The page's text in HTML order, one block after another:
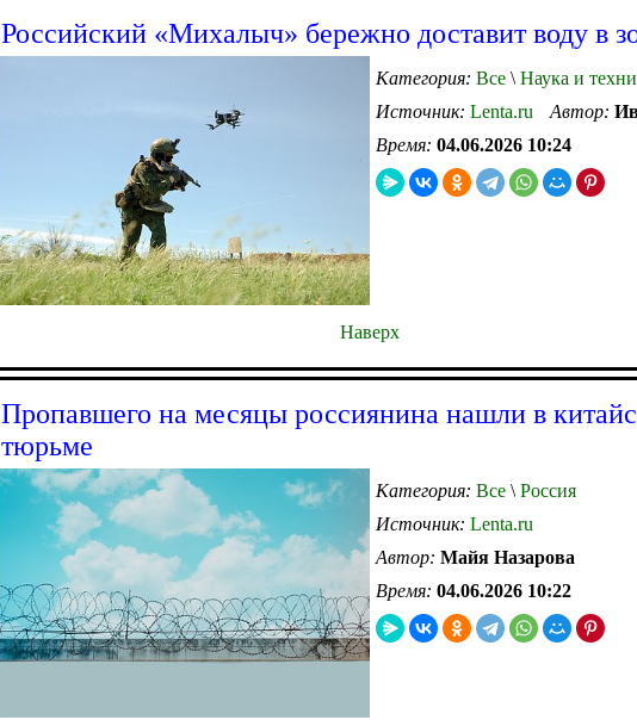
Российский «Михалыч» бережно доставит воду в
Категория: Все \ Наука и
Источник: Lenta.ru Автор:
Время: 04.06.2026 10:24
Наверх
Пропавшего на месяцы россиянина нашли в
тюрьме
Категория: Все \ Россия
Источник: Lenta.ru
Автор: Майя Назарова
Время: 04.06.2026 10:22